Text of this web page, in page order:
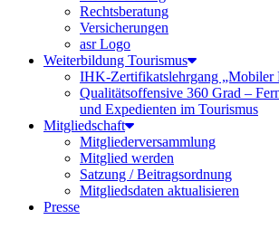
Rechtsberatung
Versicherungen
asr Logo
Weiterbildung Tourismus
IHK-Zertifikatslehrgang „Mobiler
Qualitätsoffensive 360 Grad –
und Expedienten im Tourismus
Mitgliedschaft
Mitgliederversammlung
Mitglied werden
Satzung / Beitragsordnung
Mitgliedsdaten aktualisieren
Presse